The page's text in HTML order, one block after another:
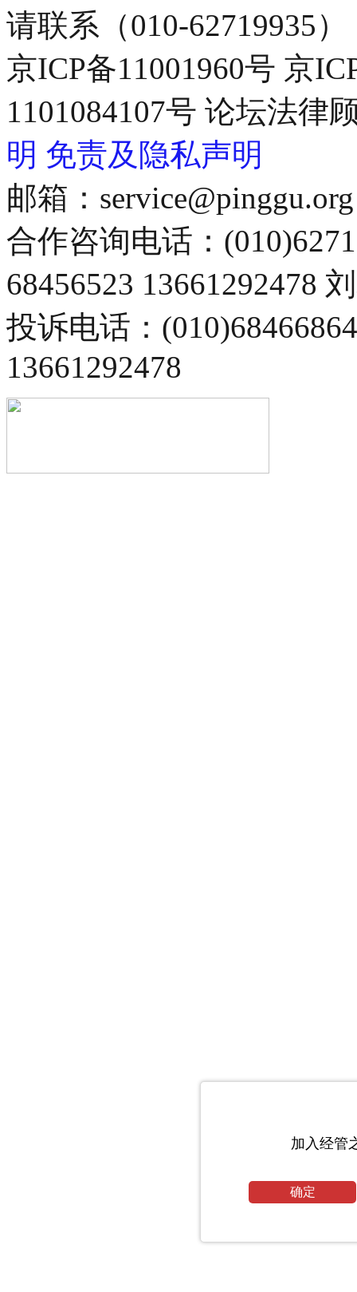
加入经管
确定
请联系（010-62719935）
京ICP备11001960号 京
1101084107号 论坛法律
明 免责及隐私声明
邮箱：service@pinggu.org
合作咨询电话：
68456523 13661292478
投诉电话：
13661292478